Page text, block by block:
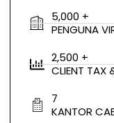
5,000 +
PENGUNA
2,500 +
CLIENT TAX
7
KANTOR